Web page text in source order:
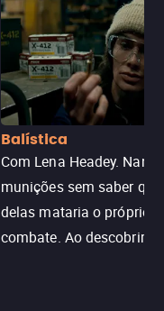
Balística
Com Lena Headey.
munições sem saber
delas mataria o próprio
combate. Ao descobrir a